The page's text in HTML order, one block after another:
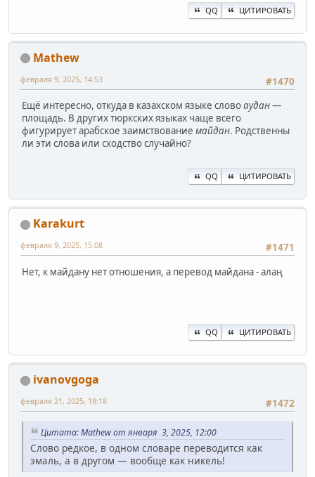
QQ ЦИТИРОВАТЬ
Mathew
#1470
февраля 9, 2025, 14:53
Ещё интересно, откуда в казахском языке словоаудан—
площадь. В других тюркских языках чаще всего
фигурирует арабское заимствование майдан. Родственны
ли эти слова или сходство случайно?
QQ ЦИТИРОВАТЬ
Karakurt
#1471
февраля 9, 2025, 15:08
Нет, к майдану нет отношения, а перевод майдана - алаң
QQ ЦИТИРОВАТЬ
ivanovgoga
#1472
февраля 21, 2025, 19:18
Цитата: Mathew от января 3, 2025, 12:00
Слово редкое, в одном словаре переводится как
эмаль, а в другом — вообще как никель!